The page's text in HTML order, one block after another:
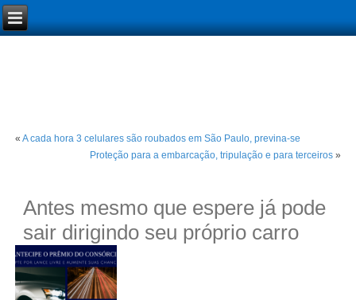
«A cada hora 3 celulares são roubados em São Paulo, previna-se
Proteção para a embarcação, tripulação e para terceiros»
Antes mesmo que espere já pode
sair dirigindo seu próprio carro